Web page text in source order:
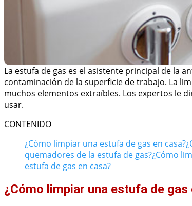
La estufa de gas es el asistente principal de la
contaminación de la superficie de trabajo. La
muchos elementos extraíbles. Los expertos le
usar.
CONTENIDO
¿Cómo limpiar una estufa de gas en casa?
quemadores de la estufa de gas?¿Cómo
estufa de gas en casa?
¿Cómo limpiar una estufa de gas